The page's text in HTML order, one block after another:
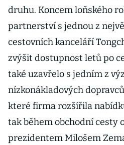
druhu. Koncem loňského
partnerství s jednou z
cestovních kanceláří
zvýšit dostupnost letů po
také uzavřelo s jedním z
nízkonákladových
které firma rozšířila
tak během obchodní cesty
prezidentem Milošem